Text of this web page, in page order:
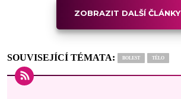
ZOBRAZIT DALŠÍ ČLÁNKY
SOUVISEJÍCÍ TÉMATA: BOLEST TĚLO